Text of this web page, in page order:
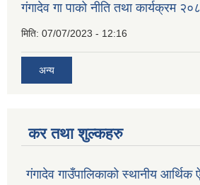
गंगादेव गा पाको नीति तथा कार्यक्रम
मिति: 07/07/2023 - 12:16
अन्य
कर तथा शुल्कहरु
गंगादेव गाउँपालिकाको स्थानीय